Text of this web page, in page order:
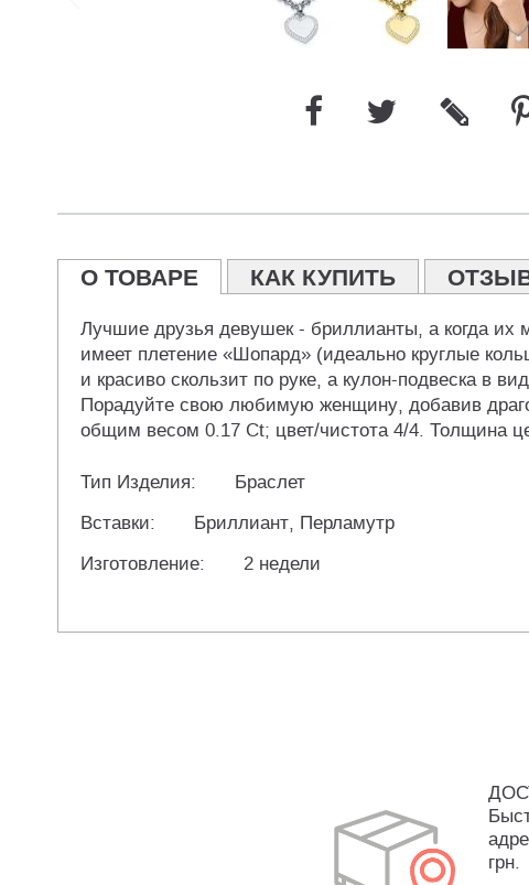
О ТОВАРЕ КАК КУПИТЬ
Лучшие друзья девушек - бриллианты, а когда их
имеет плетение «Шопард» (идеально круглые
и красиво скользит по руке, а кулон-подвеска в
Порадуйте свою любимую женщину, добавив
общим весом 0.17 Ct; цвет/чистота 4/4. Толщина
Тип Изделия: Браслет
Вставки:
Бриллиант, Перламутр
Изготовление:
2 недели
грн.